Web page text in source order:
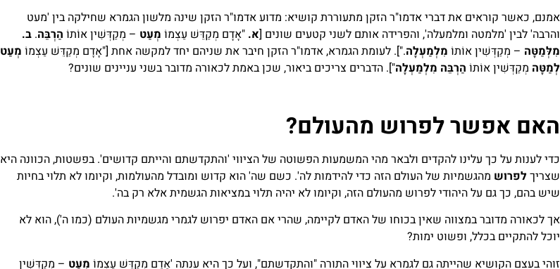
אמנם, כאשר קוראים את דברי אדמו"ר הזקן מתעוררת קושיא: מדוע אדמו"ר הזקן שינה מלשון הגמרא שחילקה בין 'מעט
והרבה' לבין 'מלמטה ומלמעלה', והפרידה אותם לשני קטעים שונים [א. "אָדָם מְקַדֵּשׁ עַצְמוֹ מְעַט – מְקַדְּשִׁין אוֹתוֹ הַרְבֵּה. ב.
מִלְּמַטָּה – מְקַדְּשִׁין אוֹתוֹ מִלְמַעְלָה."]. לעומת הגמרא, אדמו"ר הזקן חיבר את שניהם יחד למקשה אחת ["אָדָם מְקַדֵּשׁ עַצְמוֹ מְעַט
לְמַטָּה מְקַדְּשִׁין אוֹתוֹ הַרְבֵּה מִלְמַעְלָה"]. הדברים צריכים ביאור, שכן באמת לכאורה מדובר בשני עניינים שונים?
האם אפשר לפרוש מהעולם?
כדי לענות על כך עלינו להקדים ולבאר מהי המשמעות הפשוטה של הציווי 'והתקדשתם והייתם קדושים'. בפשטות, הכוונה היא
שצריךלפרוש מהגשמיות של העולם הזה כדי להידמות לה'. כשם שה' הוא קדוש ומובדל מהעולמות, וקיומו לא תלוי בחיות
שיש בהם, כך גם על היהודי לפרוש מהעולם הזה, וקיומו לא יהיה תלוי במציאות הגשמית אלא רק בה'.
אך לכאורה מדובר במצווה שאין בכוחו של האדם לקיימה, שהרי אם האדם יפרוש לגמרי מגשמיות העולם (כמו ה'), הוא לא
יוכל להתקיים בכלל, ופשוט ימות?
זוהי בעצם הקושיא שהייתה גם לגמרא על ציווי התורה "והתקדשתם", ועל כך היא ענתה 'אָדָם מְקַדֵּשׁ עַצְמוֹ מְעַט – מְקַדְּשִׁין